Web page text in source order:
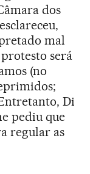
dos
mal
será
(no
Di
pediu que
regular as